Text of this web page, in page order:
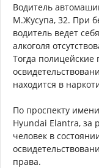
Водитель
М.Жусупа, 32. При
водитель ведет
алкоголя
Тогда
находится в
По проспекту
Hyundai Elantra, за
человек в
права.